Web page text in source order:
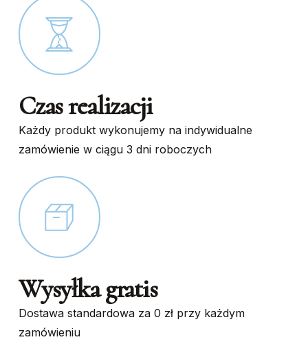
page
Czas realizacji
Każdy produkt wykonujemy na indywidualne
zamówienie w ciągu 3 dni roboczych
Wysyłka gratis
Dostawa standardowa za 0 zł przy każdym
zamówieniu